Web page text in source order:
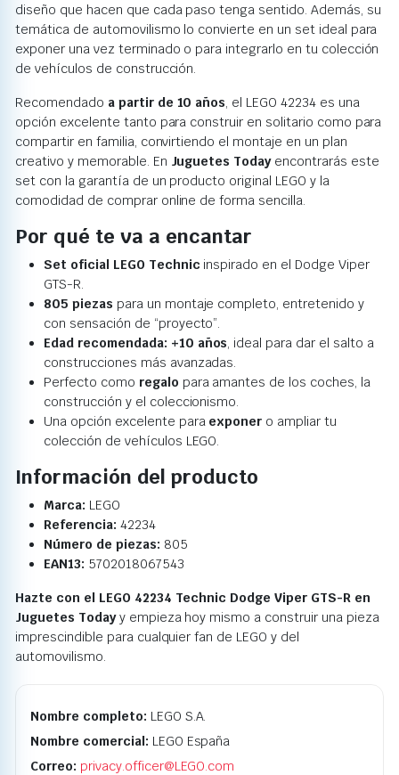
diseño que hacen que cada paso tenga sentido. Además, su
temática de automovilismo lo convierte en un set ideal para
exponer una vez terminado o para integrarlo en tu colección
de vehículos de construcción.
Recomendado a partir de 10 años, el LEGO 42234 es una
opción excelente tanto para construir en solitario como para
compartir en familia, convirtiendo el montaje en un plan
creativo y memorable. En Juguetes Todayencontrarás este
set con la garantía de un producto original LEGO y la
comodidad de comprar online de forma sencilla.
Por qué te va a encantar
Set oficial LEGO Technic inspirado en el Dodge Viper
GTS-R.
805 piezas para un montaje completo, entretenido y
con sensación de “proyecto”.
Edad recomendada: +10 años, ideal para dar el salto a
construcciones más avanzadas.
Perfecto como regalo para amantes de los coches, la
construcción y el coleccionismo.
Una opción excelente para exponer o ampliar tu
colección de vehículos LEGO.
Información del producto
Marca: LEGO
Referencia: 42234
Número de piezas: 805
EAN13: 5702018067543
Hazte con el LEGO 42234 Technic Dodge Viper GTS-R en
Juguetes Todayy empieza hoy mismo a construir una pieza
imprescindible para cualquier fan de LEGO y del
automovilismo.
Nombre completo: LEGO S.A.
Nombre comercial: LEGO España
Correo: privacy.officer@LEGO.com